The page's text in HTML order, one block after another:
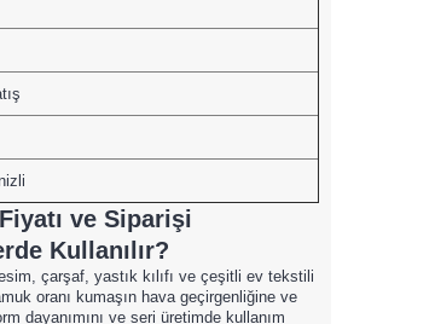
ve Siparişi
Kullanılır?
çarşaf, yastık kılıfı ve çeşitli ev tekstili
oranı kumaşın hava geçirgenliğine ve
dayanımını ve seri üretimde kullanım